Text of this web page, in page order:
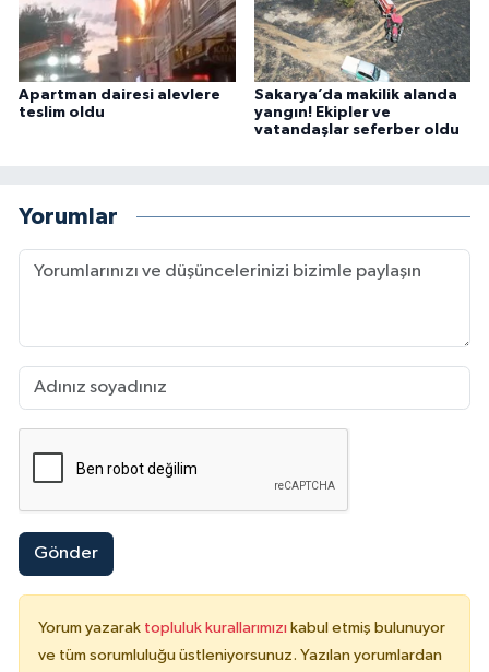
Apartman dairesi alevlere
teslim oldu
Sakarya’da makilik alanda
yangın! Ekipler ve
vatandaşlar seferber oldu
Yorumlar
Gönder
Yorum yazarak topluluk kurallarımızı kabul etmiş bulunuyor
ve tüm sorumluluğu üstleniyorsunuz. Yazılan yorumlardan